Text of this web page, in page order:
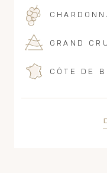
GRAND CRU
CÔTE DE